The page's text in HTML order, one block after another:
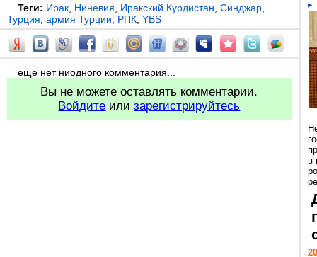
Теги: Ирак Ниневия Иракский Курдистан Синджар
Турция армия Турции РПК YBS
еще нет ниодного комментария...
Вы не можете оставлять комментарии.
Войдите илизарегистрируйтесь
в